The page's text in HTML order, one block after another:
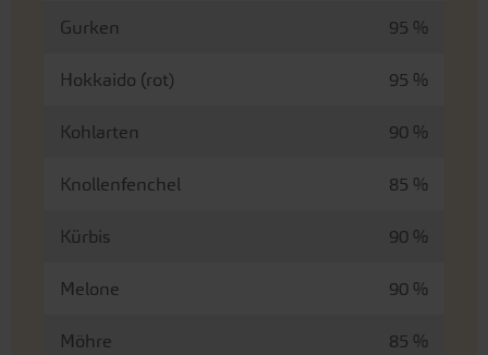
Gurken 95 %
Hokkaido (rot) 95 %
Kohlarten 90 %
Knollenfenchel 85 %
Kürbis 90 %
Melone 90 %
Möhre 85 %